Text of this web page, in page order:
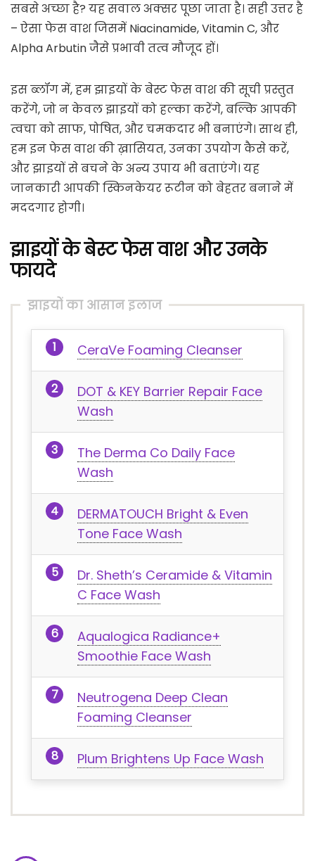
सबसे अच्छा है? यह सवाल अक्सर पूछा जाता है। सही उत्तर है
– ऐसा फेस वाश जिसमें Niacinamide, Vitamin C, और
Alpha Arbutin जैसे प्रभावी तत्व मौजूद हों।
इस ब्लॉग में, हम झाइयों के बेस्ट फेस वाश की सूची प्रस्तुत
करेंगे, जो न केवल झाइयों को हल्का करेंगे, बल्कि आपकी
त्वचा को साफ, पोषित, और चमकदार भी बनाएंगे। साथ ही,
हम इन फेस वाश की ख़ासियत, उनका उपयोग कैसे करें,
और झाइयों से बचने के अन्य उपाय भी बताएंगे। यह
जानकारी आपकी स्किनकेयर रूटीन को बेहतर बनाने में
मददगार होगी।
झाइयों के बेस्ट फेस वाश और उनके
फायदे
झाइयों का आसान इलाज
CeraVe Foaming Cleanser
DOT & KEY Barrier Repair Face
Wash
The Derma Co Daily Face
Wash
DERMATOUCH Bright & Even
Tone Face Wash
Dr. Sheth’s Ceramide & Vitamin
C Face Wash
Aqualogica Radiance+
Smoothie Face Wash
Neutrogena Deep Clean
Foaming Cleanser
Plum Brightens Up Face Wash